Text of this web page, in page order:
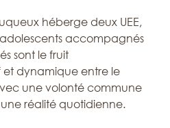
héberge deux UEE,
accompagnés
sont le fruit
dynamique entre le
une volonté commune
réalité quotidienne.